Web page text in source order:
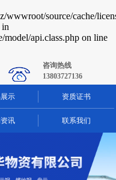
source/cache/
in
api.class.php on line
咨询热线
13803727136
示 资质证书
讯 联系我们